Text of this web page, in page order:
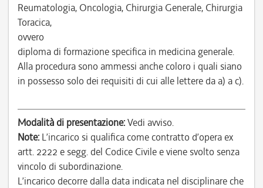
Reumatologia, Oncologia, Chirurgia Generale, Chirurgia
Toracica,
ovvero
diploma di formazione specifica in medicina generale.
Alla procedura sono ammessi anche coloro i quali siano
in possesso solo dei requisiti di cui alle lettere da a) a c).
Modalità di presentazione:Vedi avviso.
Note: L’incarico si qualifica come contratto d’opera ex
artt. 2222 e segg. del Codice Civile e viene svolto senza
vincolo di subordinazione.
L’incarico decorre dalla data indicata nel disciplinare che